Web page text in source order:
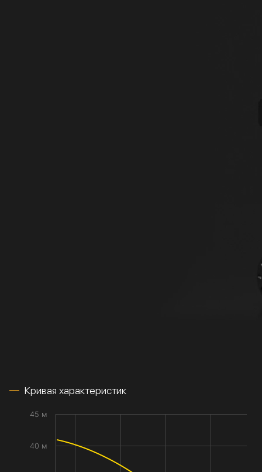
Кривая характеристик
40 м
45 м